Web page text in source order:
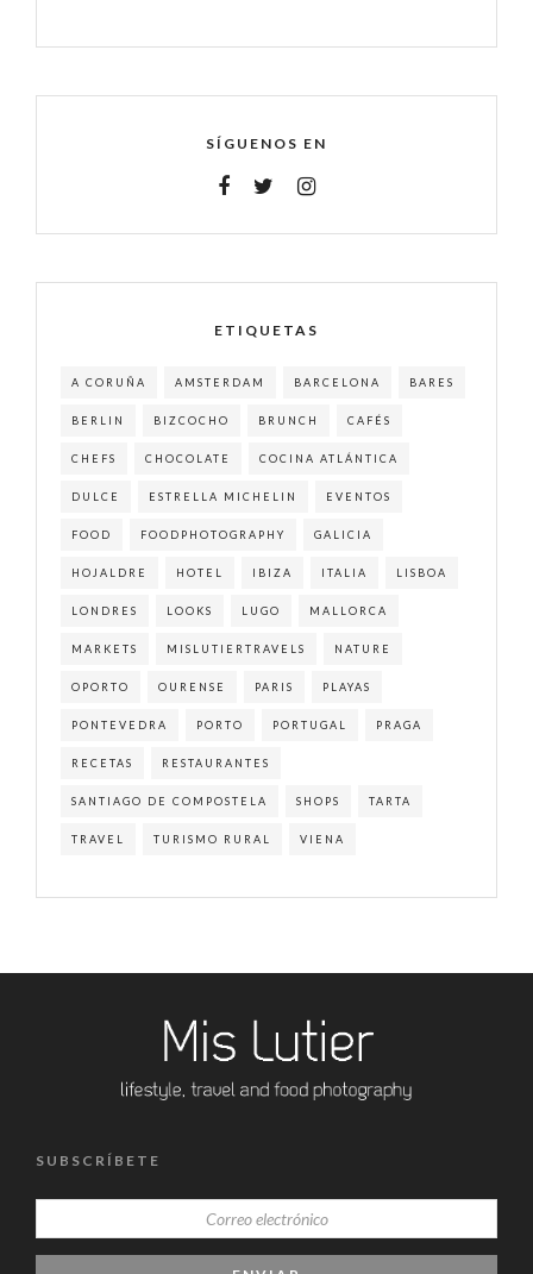
SÍGUENOS EN
ETIQUETAS
A CORUÑA AMSTERDAM BARCELONA BARES
BERLIN BIZCOCHO BRUNCH CAFÉS
CHEFS CHOCOLATE COCINA ATLÁNTICA
DULCE ESTRELLA MICHELIN EVENTOS
FOOD FOODPHOTOGRAPHY GALICIA
HOJALDRE HOTEL IBIZA ITALIA LISBOA
LONDRES LOOKS LUGO MALLORCA
MARKETS MISLUTIERTRAVELS NATURE
OPORTO OURENSE PARIS PLAYAS
PONTEVEDRA PORTO PORTUGAL PRAGA
RECETAS RESTAURANTES
SANTIAGO DE COMPOSTELA SHOPS TARTA
TRAVEL TURISMO RURAL VIENA
SUBSCRÍBETE